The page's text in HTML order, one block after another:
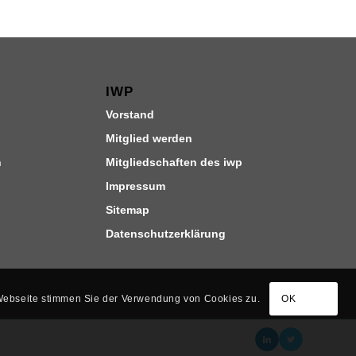
IWP
Vorstand
Mitglied werden
Mitgliedschaften des iwp
Impressum
Sitemap
Datenschutzerklärung
stimmen Sie der Verwendung von Cookies zu. OK